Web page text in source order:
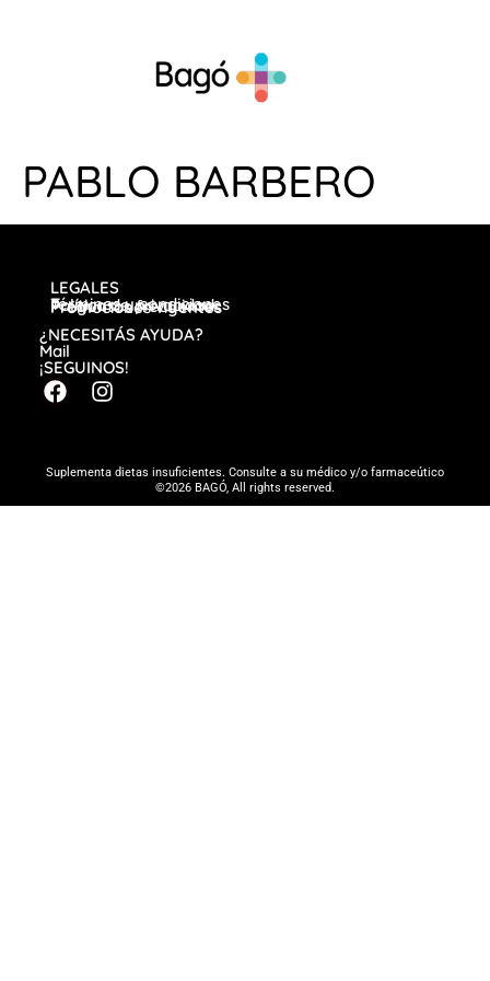
PABLO BARBERO
LEGALES
Términos y condiciones
Política de privacidad
Preguntas frecuentes
Promociones vigentes
¿NECESITÁS AYUDA?
Mail
¡SEGUINOS!
Suplementa dietas insuficientes. Consulte a su médico y/o farmaceútico
©2026 BAGÓ, All rights reserved.